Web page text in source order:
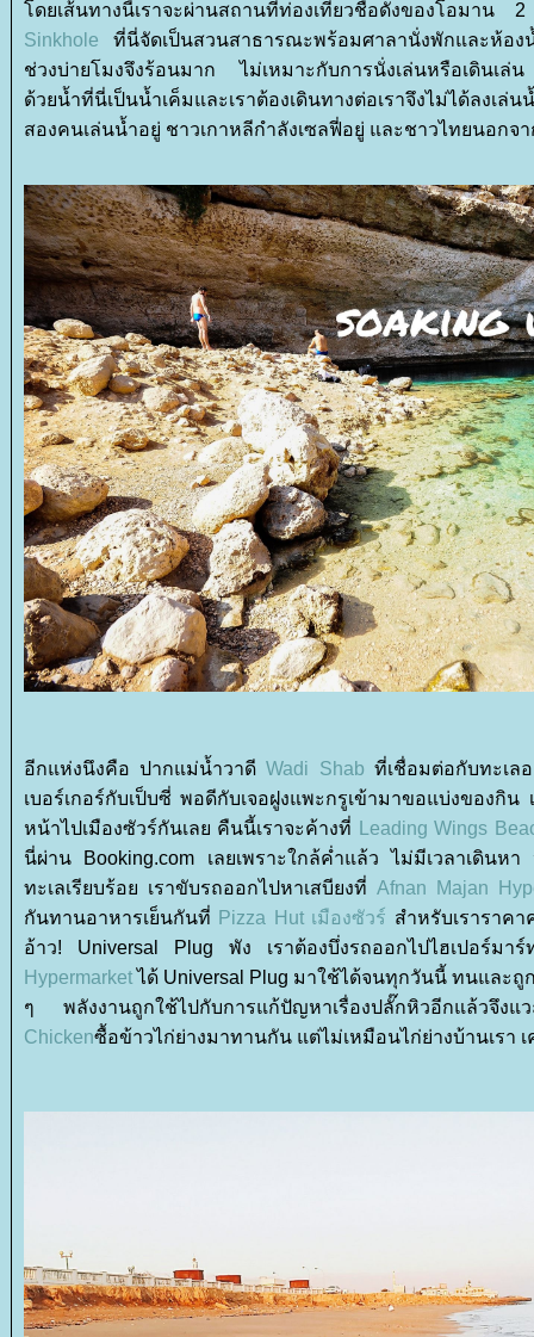
ดยเส้นทางนี้เราจะผ่านสถานที่ท่องเที่ยวชื่อดังของโอ
Sinkhole ที่นี่จัดเป็นสวนสาธารณะพร้อมศาลานั่งพักและห้อง
ช่วงบ่ายโมงจึงร้อนมาก ไม่เหมาะกับการนั่งเล่นหรือเดินเล่
ด้วยน้ำที่นี่เป็นน้ำเค็มและเราต้องเดินทางต่อเราจึงไม่ได้ลงเ
สองคนเล่นน้ำอยู่ ชาวเกาหลีกำลังเซลฟี่อยู่ และชาวไทยนอกจา
อีกแห่งนึงคือ ปากแม่น้ำวาดีWadi Shab ที่เชื่อมต่อกับทะเล
เบอร์เกอร์กับเป็บซี่ พอดีกับเจอฝูงแพะกรูเข้ามาขอแบ่งของกิ
หน้าไปเมืองซัวร์กันเลย คืนนี้เราจะค้างที่
Leading Wings
นี่ผ่าน Booking.com เลยเพราะใกล้ค่ำแล้ว ไม่มีเวลาเดินหา
ทะเลเรียบร้อย เราขับรถออกไปหาเสบียงที่ Afnan Majan
กันทานอาหารเย็นกันที่ Pizza Hut เมืองซัวร์ สำหรับเราราค
อ้าว! Universal Plug พัง เราต้องบึ่งรถออกไปไฮเปอร์ม
Hypermarketได้ Universal Plug มาใช้ได้จนทุกวันนี้ ทนและถู
ๆ พลังงานถูกใช้ไปกับการแก้ปัญหาเรื่องปลั๊กหิวอีกแล้วจึงแว
Chickenซื้อข้าวไก่ย่างมาทานกัน แต่ไม่เหมือนไก่ย่างบ้านเรา